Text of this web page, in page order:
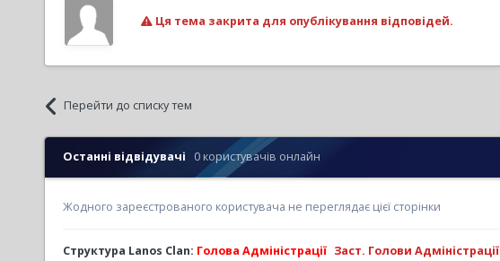
Ця тема закрита для опублікування відповідей.
Перейти до списку тем
Останні відвідувачі 0 користувачів онлайн
Жодного зареєстрованого користувача не переглядає цієї сторінки
Структура Lanos Clan: Голова Адміністрації Заст. Голови Адміністрації